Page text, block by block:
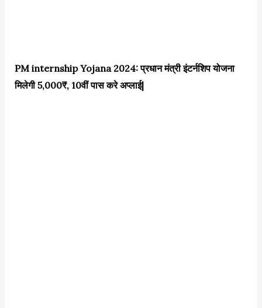
PM internship Yojana 2024: प्रधान मंत्री इंटर्नशिप योजना
मिलेगी 5,000₹, 10वीं पास करे अप्लाई|